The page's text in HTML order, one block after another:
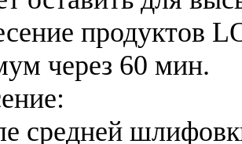
продуктов
через 60 мин.
средней